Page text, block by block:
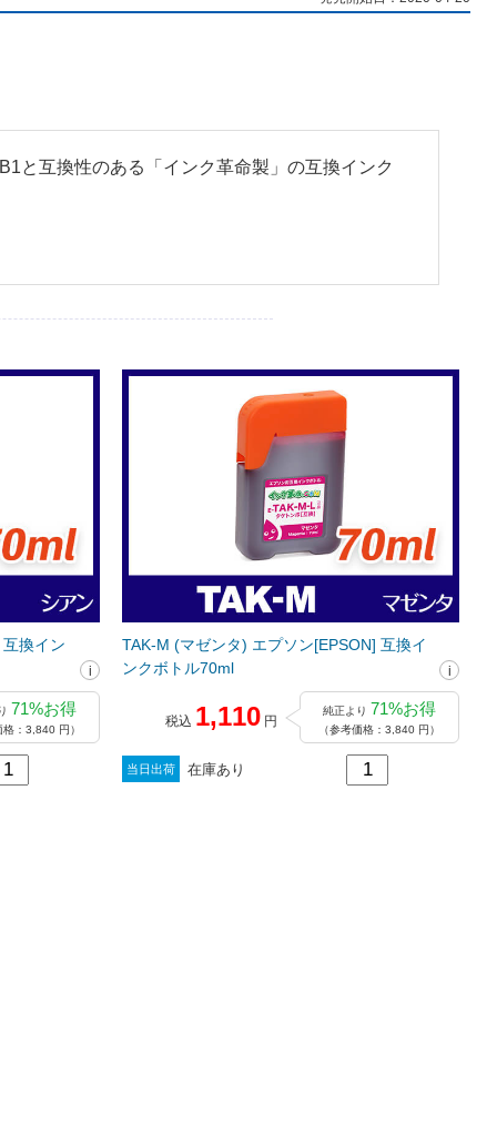
と互換性のある「インク革命製」の互換インク
換イン
71%お得
：3,840 円）
TAK-M (マゼンタ) エプソン[EPSON] 互換イ
ンクボトル70ml
税込 1,110 円
純正より 71%お得
（参考価格：3,840 円）
当日出荷 在庫あり